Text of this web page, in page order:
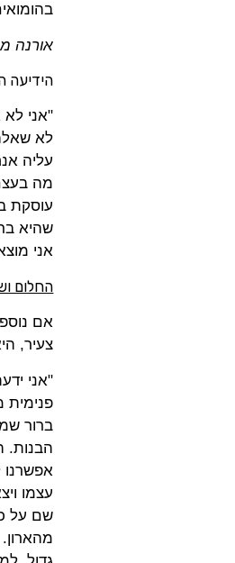
אורנה
הידיעה
"אני
לא
עליה
מה
עוסקת
שהיא
אני
החלום
אם
צעיר, היא ש', שבנה
"אני
פנימית
ברור
הבנות.
אפשרנו
עצמו
שם על